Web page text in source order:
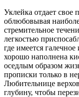
Уклейка отдает свое
облюбовывая
стремительное
легкостью
где имеется
хорошо наполнена
оседлым образом
прописки только в
Любительнице
глубину, чтобы